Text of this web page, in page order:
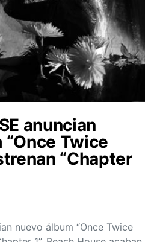
anuncian
Twice
“Chapter
nuevo álbum “Once Twice